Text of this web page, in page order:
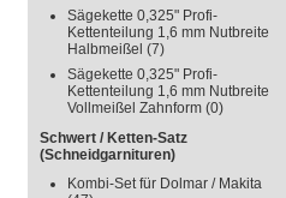
Sägekette 0,325" Profi-
Kettenteilung 1,6 mm Nutbreite
Halbmeißel (7)
Sägekette 0,325" Profi-
Kettenteilung 1,6 mm Nutbreite
Vollmeißel Zahnform (0)
Schwert / Ketten-Satz
(Schneidgarnituren)
Kombi-Set für Dolmar / Makita